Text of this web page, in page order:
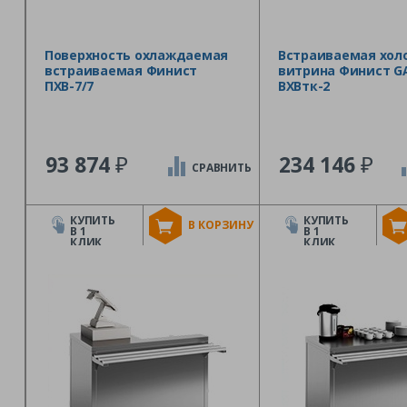
Поверхность охлаждаемая
встраиваемая Финист
ПХВ-7/7
93 874₽
В КОРЗИНУ
СРАВНИТЬ
КУПИТЬ
В 1
КЛИК
Встраиваемая
витрина Финист
ВХВтк-2
234 146₽
КУПИТЬ
В 1
КЛИК